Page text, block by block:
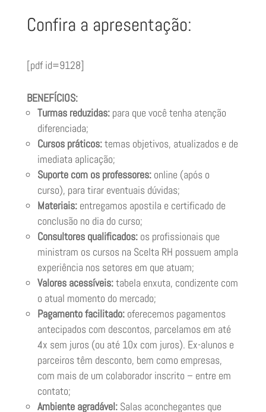
Confira a apresentação:
[pdf id=9128]
BENEFÍCIOS:
Turmas reduzidas:para que você tenha atenção
diferenciada;
Cursos práticos:temas objetivos, atualizados e de
imediata aplicação;
Suporte com os professores:online (após o
curso), para tirar eventuais dúvidas;
Materiais:entregamos apostila e certificado de
conclusão no dia do curso;
Consultores qualificados:os profissionais que
ministram os cursos na Scelta RH possuem ampla
experiência nos setores em que atuam;
Valores acessíveis:tabela enxuta, condizente com
o atual momento do mercado;
Pagamento facilitado:oferecemos pagamentos
antecipados com descontos, parcelamos em até
4x sem juros (ou até 10x com juros). Ex-alunos e
parceiros têm desconto, bem como empresas,
com mais de um colaborador inscrito – entre em
contato;
Ambiente agradável:Salas aconchegantes que